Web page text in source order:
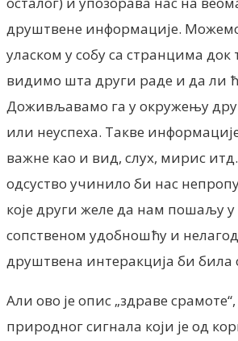
друштвене информације.
уласком у собу са странцима
видимо шта други раде и да ли
Доживљавамо га у окружењу
или неуспеха. Такве
важне као и вид, слух, мирис
одсуство учинило би нас
које други желе да нам пошаљу у
сопственом удобношћу и
друштвена интеракција би била
Али ово је опис „здраве
природног сигнала који је од